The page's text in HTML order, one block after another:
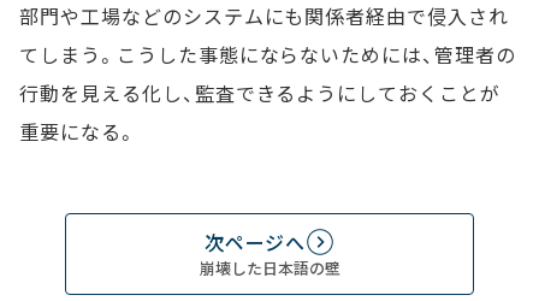
部門や工場などのシステムにも関係者経由で侵入され
てしまう。こうした事態にならないためには、管理者の
行動を見える化し、監査できるようにしておくことが
重要になる。
次ページへ
崩壊した日本語の壁